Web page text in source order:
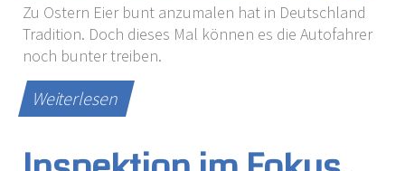
Zu Ostern Eier bunt anzumalen hat in Deutschland
Tradition. Doch dieses Mal können es die Autofahrer
noch bunter treiben.
Weiterlesen